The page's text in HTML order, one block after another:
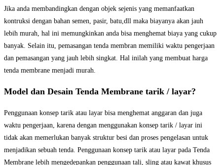
Jika anda membandingkan dengan objek sejenis yang memanfaatkan
kontruksi dengan bahan semen, pasir, batu,dll maka biayanya akan jauh
lebih murah, hal ini memungkinkan anda bisa menghemat biaya yang cukup
banyak. Selain itu, pemasangan tenda membran memiliki waktu pengerjaan
dan pemasangan yang jauh lebih singkat. Hal inilah yang membuat harga
tenda membrane menjadi murah.
Model dan Desain Tenda Membrane tarik / layar?
Penggunaan konsep tarik atau layar bisa menghemat anggaran dan juga
waktu pengerjaan, karena dengan menggunakan konsep tarik / layar ini
tidak akan memerlukan banyak struktur besi dan proses pengelasan untuk
menjadikan sebuah tenda. Penggunaan konsep tarik atau layar pada Tenda
Membrane lebih mengedepankan penggunaan tali, sling atau kawat khusus